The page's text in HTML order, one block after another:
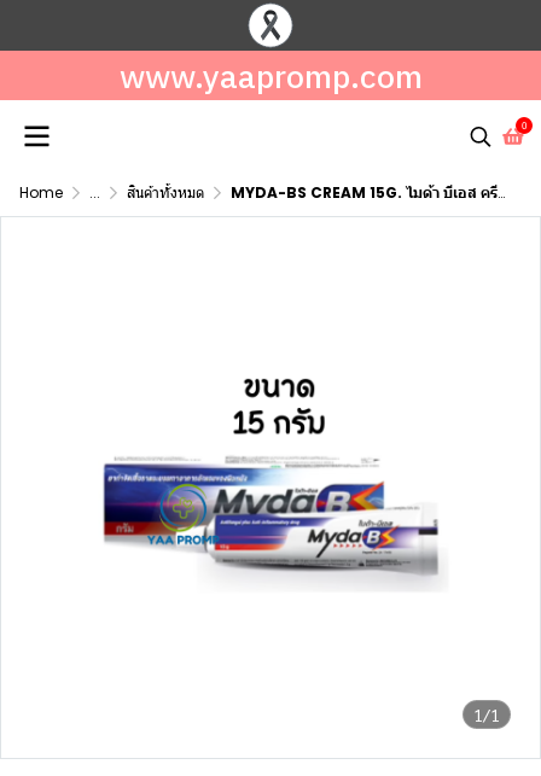
www.yaapromp.com
0
Home ... สินค้าทั้งหมด MYDA-BS CREAM 15G. ไมด้า บีเอส ครีม ขนาด 15 กรัม สูตรเย็น
1/1